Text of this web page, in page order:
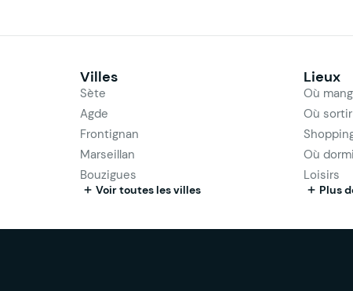
Villes
Sète
Agde
Frontignan
Marseillan
Bouzigues
Voir toutes les villes
Lieux
Où
Où sortir
Où
Loisirs
Plus